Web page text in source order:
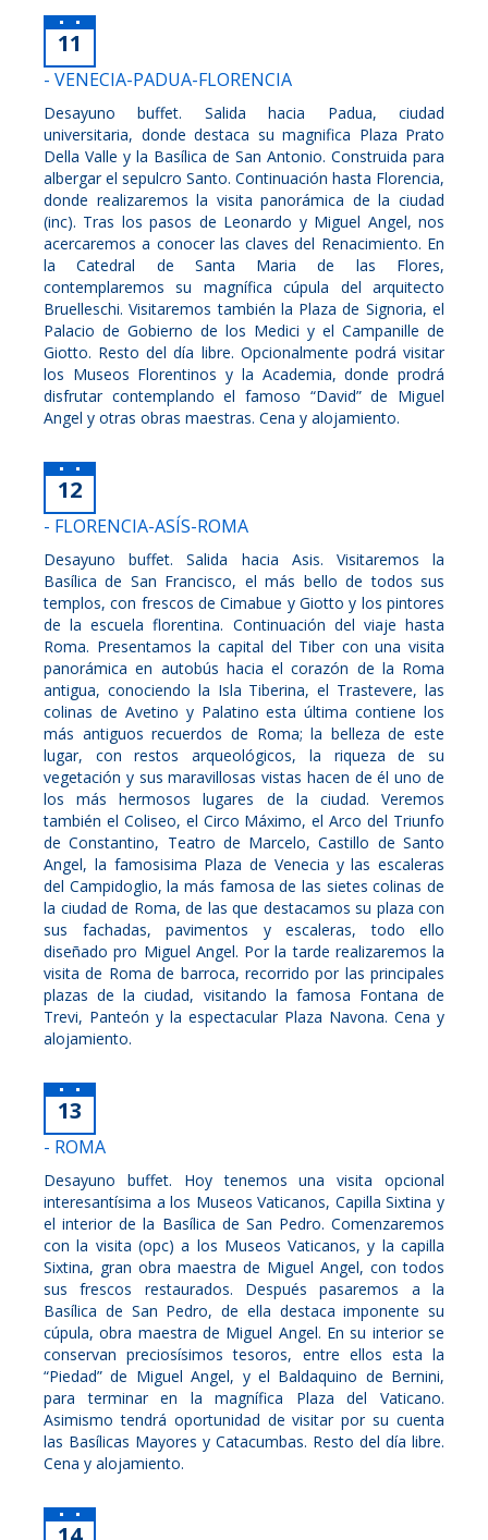
11
- VENECIA-PADUA-FLORENCIA
Desayuno buffet. Salida hacia Padua, ciudad
universitaria, donde destaca su magnifica Plaza Prato
Della Valle y la Basílica de San Antonio. Construida para
albergar el sepulcro Santo. Continuación hasta Florencia,
donde realizaremos la visita panorámica de la ciudad
(inc). Tras los pasos de Leonardo y Miguel Angel, nos
acercaremos a conocer las claves del Renacimiento. En
la Catedral de Santa Maria de las Flores,
contemplaremos su magnífica cúpula del arquitecto
Bruelleschi. Visitaremos también la Plaza de Signoria, el
Palacio de Gobierno de los Medici y el Campanille de
Giotto. Resto del día libre. Opcionalmente podrá visitar
los Museos Florentinos y la Academia, donde prodrá
disfrutar contemplando el famoso “David” de Miguel
Angel y otras obras maestras. Cena y alojamiento.
12
- FLORENCIA-ASÍS-ROMA
Desayuno buffet. Salida hacia Asis. Visitaremos la
Basílica de San Francisco, el más bello de todos sus
templos, con frescos de Cimabue y Giotto y los pintores
de la escuela florentina. Continuación del viaje hasta
Roma. Presentamos la capital del Tiber con una visita
panorámica en autobús hacia el corazón de la Roma
antigua, conociendo la Isla Tiberina, el Trastevere, las
colinas de Avetino y Palatino esta última contiene los
más antiguos recuerdos de Roma; la belleza de este
lugar, con restos arqueológicos, la riqueza de su
vegetación y sus maravillosas vistas hacen de él uno de
los más hermosos lugares de la ciudad. Veremos
también el Coliseo, el Circo Máximo, el Arco del Triunfo
de Constantino, Teatro de Marcelo, Castillo de Santo
Angel, la famosisima Plaza de Venecia y las escaleras
del Campidoglio, la más famosa de las sietes colinas de
la ciudad de Roma, de las que destacamos su plaza con
sus fachadas, pavimentos y escaleras, todo ello
diseñado pro Miguel Angel. Por la tarde realizaremos la
visita de Roma de barroca, recorrido por las principales
plazas de la ciudad, visitando la famosa Fontana de
Trevi, Panteón y la espectacular Plaza Navona. Cena y
alojamiento.
13
- ROMA
Desayuno buffet. Hoy tenemos una visita opcional
interesantísima a los Museos Vaticanos, Capilla Sixtina y
el interior de la Basílica de San Pedro. Comenzaremos
con la visita (opc) a los Museos Vaticanos, y la capilla
Sixtina, gran obra maestra de Miguel Angel, con todos
sus frescos restaurados. Después pasaremos a la
Basílica de San Pedro, de ella destaca imponente su
cúpula, obra maestra de Miguel Angel. En su interior se
conservan preciosísimos tesoros, entre ellos esta la
“Piedad” de Miguel Angel, y el Baldaquino de Bernini,
para terminar en la magnífica Plaza del Vaticano.
Asimismo tendrá oportunidad de visitar por su cuenta
las Basílicas Mayores y Catacumbas. Resto del día libre.
Cena y alojamiento.